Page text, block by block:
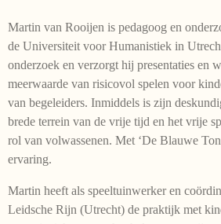
Martin van Rooijen is pedagoog en
de Universiteit voor Humanistiek in
onderzoek en verzorgt hij presentaties en
meerwaarde van risicovol spelen voor
van begeleiders. Inmiddels is zijn
brede terrein van de vrije tijd en het vrije
rol van volwassenen. Met ‘De Blauwe
ervaring.
Martin heeft als speeltuinwerker en
Leidsche Rijn (Utrecht) de praktijk met